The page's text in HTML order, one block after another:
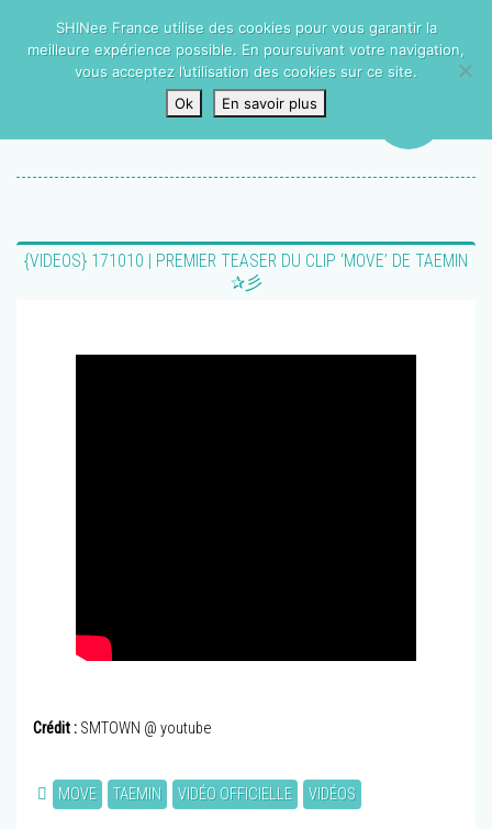
{VIDEOS} 171010 | PREMIER TEASER DU CLIP ‘MOVE’ DE TAEMIN
✰彡
Crédit : SMTOWN @ youtube
MOVE TAEMIN VIDÉO OFFICIELLE VIDÉOS
SHINee France utilise des cookies pour vous garantir la
meilleure expérience possible. En poursuivant votre navigation,
vous acceptez l’utilisation des cookies sur ce site.
Ok
En savoir plus